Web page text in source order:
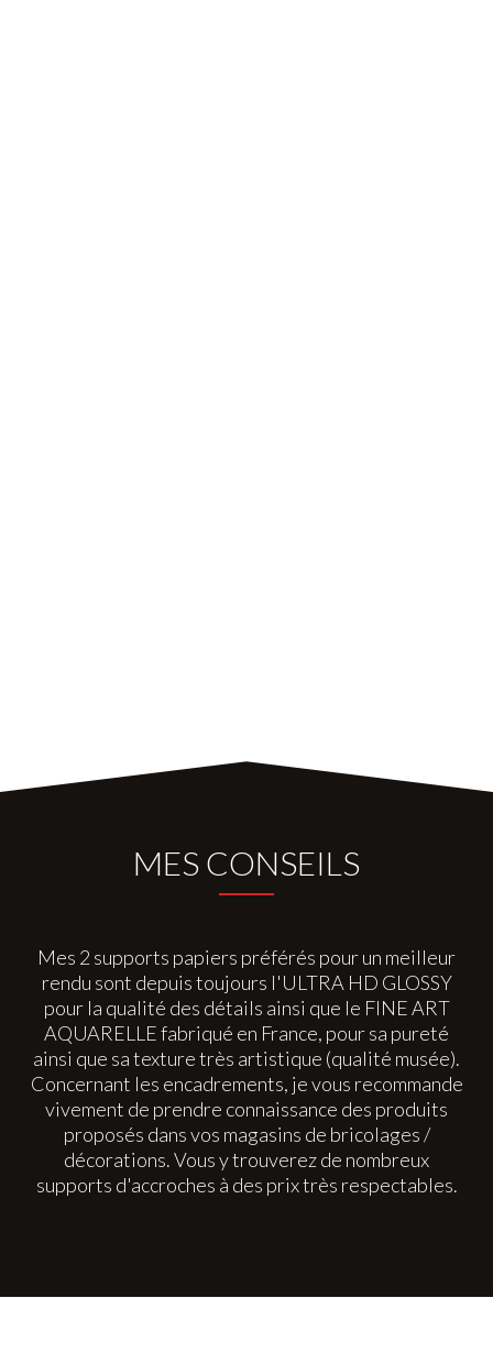
MES CONSEILS
Mes 2 supports papiers préférés pour un meilleur
rendu sont depuis toujours l'ULTRA HD GLOSSY
pour la qualité des détails ainsi que le FINE ART
AQUARELLE fabriqué en France, pour sa pureté
ainsi que sa texture très artistique (qualité musée).
Concernant les encadrements, je vous recommande
vivement de prendre connaissance des produits
proposés dans vos magasins de bricolages /
décorations. Vous y trouverez de nombreux
supports d'accroches à des prix très respectables.